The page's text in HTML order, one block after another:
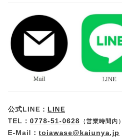
公式LINE： LINE
TEL： 0778-51-0628 （営業時間内）
E-Mail： toiawase@kaiunya.jp